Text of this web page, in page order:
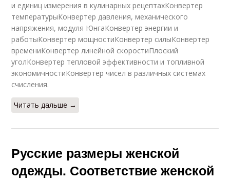
и единиц измерения в кулинарных рецептахКонвертер
температурыКонвертер давления, механического
напряжения, модуля ЮнгаКонвертер энергии и
работыКонвертер мощностиКонвертер силыКонвертер
времениКонвертер линейной скоростиПлоский
уголКонвертер тепловой эффективности и топливной
экономичностиКонвертер чисел в различных системах
счисления.
Читать дальше →
Русские размеры женской
одежды. Соответствие женской